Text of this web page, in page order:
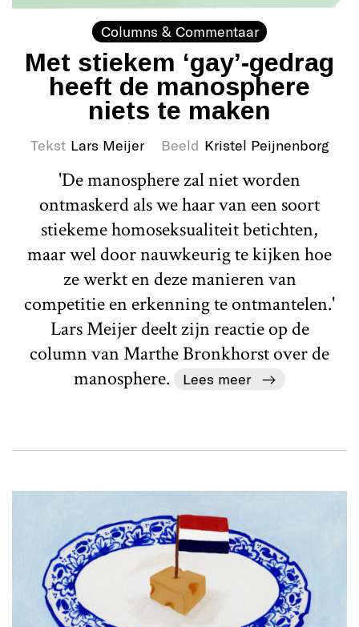
Columns & Commentaar
Met stiekem ‘gay’-gedrag
heeft de manosphere
niets te maken
Tekst Lars Meijer Beeld Kristel Peijnenborg
'De manosphere zal niet worden
ontmaskerd als we haar van een soort
stiekeme homoseksualiteit betichten,
maar wel door nauwkeurig te kijken hoe
ze werkt en deze manieren van
competitie en erkenning te ontmantelen.'
Lars Meijer deelt zijn reactie op de
column van Marthe Bronkhorst over de
manosphere.
Lees meer